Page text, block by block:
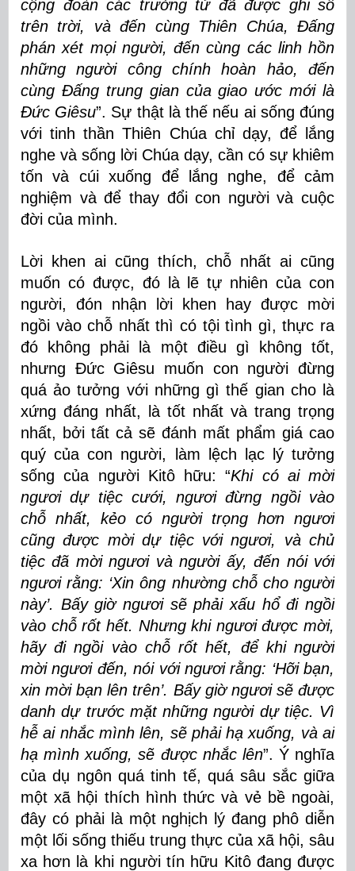
cộng đoàn các trưởng tử đã được ghi sổ
trên trời, và đến cùng Thiên Chúa, Ðấng
phán xét mọi người, đến cùng các linh hồn
những người công chính hoàn hảo, đến
cùng Ðấng trung gian của giao ước mới là
Ðức Giêsu”. Sự thật là thế nếu ai sống đúng
với tinh thần Thiên Chúa chỉ dạy, để lắng
nghe và sống lời Chúa dạy, cần có sự khiêm
tốn và cúi xuống để lắng nghe, để cảm
nghiệm và để thay đổi con người và cuộc
đời của mình.
Lời khen ai cũng thích, chỗ nhất ai cũng
muốn có được, đó là lẽ tự nhiên của con
người, đón nhận lời khen hay được mời
ngồi vào chỗ nhất thì có tội tình gì, thực ra
đó không phải là một điều gì không tốt,
nhưng Đức Giêsu muốn con người đừng
quá ảo tưởng với những gì thế gian cho là
xứng đáng nhất, là tốt nhất và trang trọng
nhất, bởi tất cả sẽ đánh mất phẩm giá cao
quý của con người, làm lệch lạc lý tưởng
sống của người Kitô hữu: “Khi có ai mời
ngươi dự tiệc cưới, ngươi đừng ngồi vào
chỗ nhất, kẻo có người trọng hơn ngươi
cũng được mời dự tiệc với ngươi, và chủ
tiệc đã mời ngươi và người ấy, đến nói với
ngươi rằng: ‘Xin ông nhường chỗ cho người
này’. Bấy giờ ngươi sẽ phải xấu hổ đi ngồi
vào chỗ rốt hết. Nhưng khi ngươi được mời,
hãy đi ngồi vào chỗ rốt hết, để khi người
mời ngươi đến, nói với ngươi rằng: ‘Hỡi bạn,
xin mời bạn lên trên’. Bấy giờ ngươi sẽ được
danh dự trước mặt những người dự tiệc. Vì
hễ ai nhắc mình lên, sẽ phải hạ xuống, và ai
hạ mình xuống, sẽ được nhắc lên”. Ý nghĩa
của dụ ngôn quá tinh tế, quá sâu sắc giữa
một xã hội thích hình thức và vẻ bề ngoài,
đây có phải là một nghịch lý đang phô diễn
một lối sống thiếu trung thực của xã hội, sâu
xa hơn là khi người tín hữu Kitô đang được